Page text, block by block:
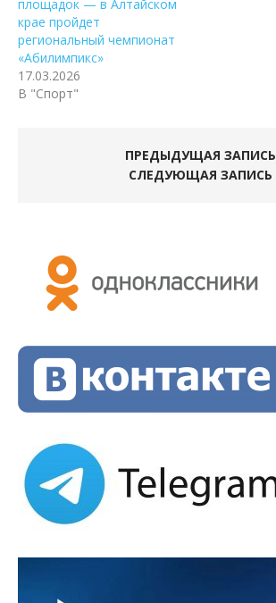
площадок — в Алтайском
крае пройдет
региональный чемпионат
«Абилимпикс»
17.03.2026
В "Спорт"
ПРЕДЫДУЩАЯ ЗАПИСЬ
СЛЕДУЮЩАЯ ЗАПИСЬ